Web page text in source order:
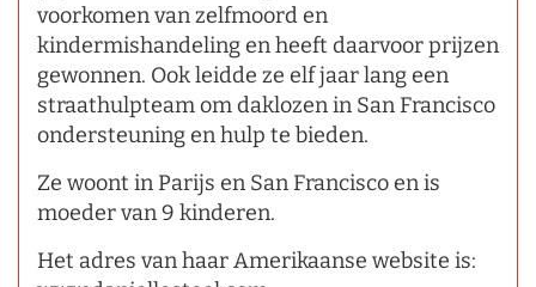
voorkomen van zelfmoord en
kindermishandeling en heeft daarvoor prijzen
gewonnen. Ook leidde ze elf jaar lang een
straathulpteam om daklozen in San Francisco
ondersteuning en hulp te bieden.
Ze woont in Parijs en San Francisco en is
moeder van 9 kinderen.
Het adres van haar Amerikaanse website is: